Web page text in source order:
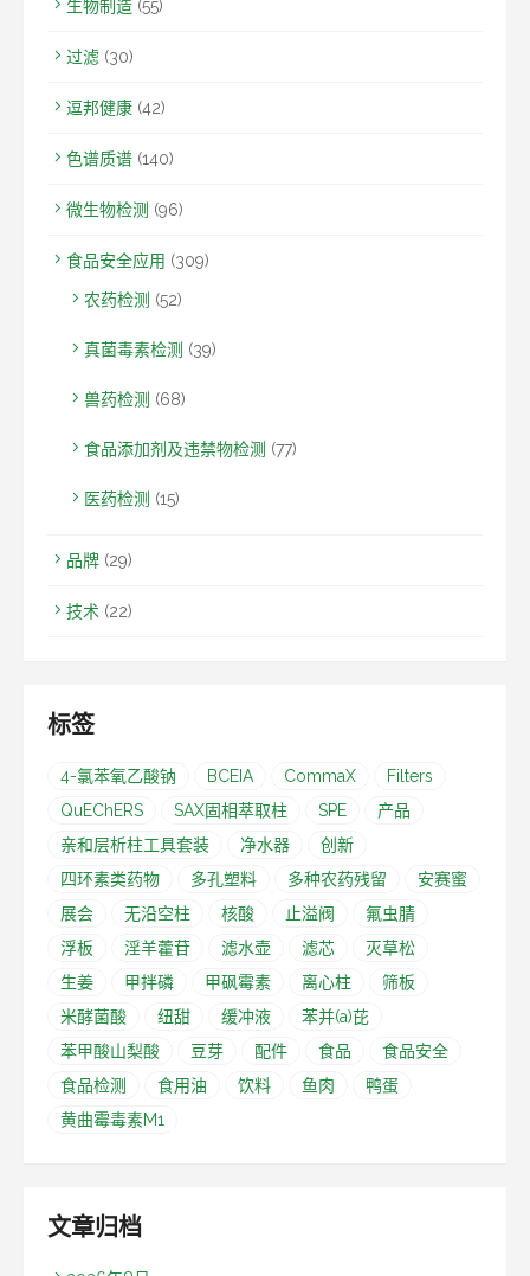
生物制造 (55)
过滤 (30)
逗邦健康 (42)
色谱质谱 (140)
微生物检测 (96)
食品安全应用 (309)
农药检测 (52)
真菌毒素检测 (39)
兽药检测 (68)
食品添加剂及违禁物检测 (77)
医药检测 (15)
品牌 (29)
技术 (22)
标签
4-氯苯氧乙酸钠 BCEIA CommaX
Filters
QuEChERS
SAX固相萃取柱 SPE
产品
亲和层析柱工具套装
净水器
创新
四环素类药物
多孔塑料 多种农药残留
安赛蜜
展会
无沿空柱 核酸 止溢阀
氟虫腈
浮板
淫羊藿苷 滤水壶 滤芯
灭草松
生姜
甲拌磷 甲砜霉素 离心柱
筛板
米酵菌酸
纽甜 缓冲液
苯并(a)芘
苯甲酸山梨酸
豆芽 配件 食品
食品安全
食品检测
食用油 饮料 鱼肉
鸭蛋
黄曲霉毒素M1
文章归档